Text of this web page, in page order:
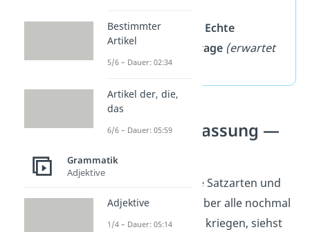
➡️ Ist das toll? →
Echte
Entscheidungsfrage (erwartet
Ja oder Nein)
Zusammenfassung —
Jetzt kennst du alle Satzarten und
ihre Formen. Um über alle nochmal
einen Überblick zu kriegen, siehst
Bestimmter
Artikel
5/6 – Dauer: 02:34
Artikel der, die,
das
6/6 – Dauer: 05:59
Grammatik
Adjektive
Adjektive
1/4 – Dauer: 05:14